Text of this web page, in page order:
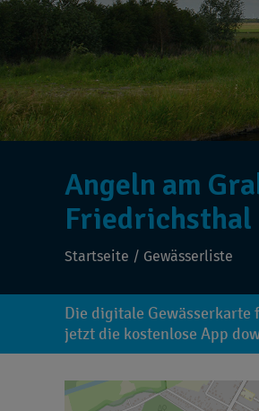
Angeln am
Friedrichsthal
Startseite / Gewässerliste
Die digitale Gewässerkarte
jetzt die kostenlose App